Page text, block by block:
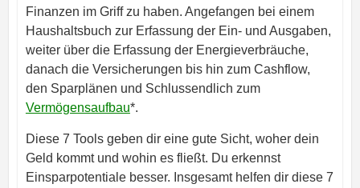
Finanzen im Griff zu haben. Angefangen bei einem
Haushaltsbuch zur Erfassung der Ein- und Ausgaben,
weiter über die Erfassung der Energieverbräuche,
danach die Versicherungen bis hin zum Cashflow,
den Sparplänen und Schlussendlich zum
Vermögensaufbau*.
Diese 7 Tools geben dir eine gute Sicht, woher dein
Geld kommt und wohin es fließt. Du erkennst
Einsparpotentiale besser. Insgesamt helfen dir diese 7